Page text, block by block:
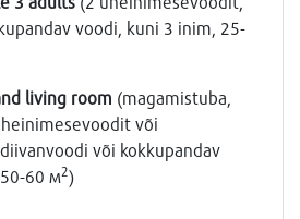
voodi, kuni 3 inim, 25-
living room (magamistuba,
või
või kokkupandav
60 м2)